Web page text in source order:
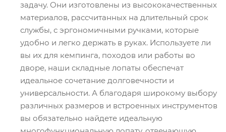
задачу. Они изготовлены из высококачественных
материалов, рассчитанных на длительный срок
службы, с эргономичными ручками, которые
удобно и легко держать в руках. Используете ли
вы их для кемпинга, походов или работы во
дворе, наши складные лопаты обеспечат
идеальное сочетание долговечности и
универсальности. А благодаря широкому выбору
различных размеров и встроенных инструментов
вы обязательно найдете идеальную